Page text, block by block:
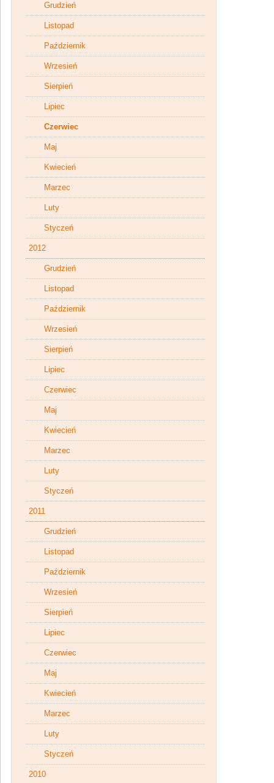
Grudzień
Listopad
Październik
Wrzesień
Sierpień
Lipiec
Czerwiec
Maj
Kwiecień
Marzec
Luty
Styczeń
2012
Grudzień
Listopad
Październik
Wrzesień
Sierpień
Lipiec
Czerwiec
Maj
Kwiecień
Marzec
Luty
Styczeń
2011
Grudzień
Listopad
Październik
Wrzesień
Sierpień
Lipiec
Czerwiec
Maj
Kwiecień
Marzec
Luty
Styczeń
2010